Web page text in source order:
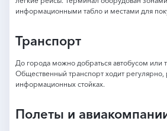
информационными табло и местами для
Транспорт
До города можно добраться автобусом или
Общественный транспорт ходит регулярно,
информационных стойках.
Полеты и